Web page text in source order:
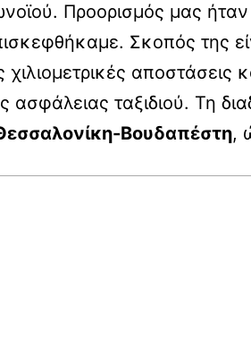
Προορισμός μας
Σκοπός της
ασφάλειας ταξιδιού. Τη
Βουδαπέστη,